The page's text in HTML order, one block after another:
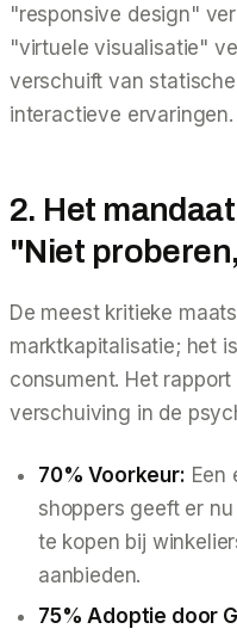
"responsive design"
"virtuele visualisatie"
verschuift van statische
interactieve ervaringen.
2. Het
"Niet
De meest kritieke
marktkapitalisatie; het
consument. Het
verschuiving in de
70% Voorkeur: Een
shoppers geeft er
te kopen bij
aanbieden.
75% Adoptie door